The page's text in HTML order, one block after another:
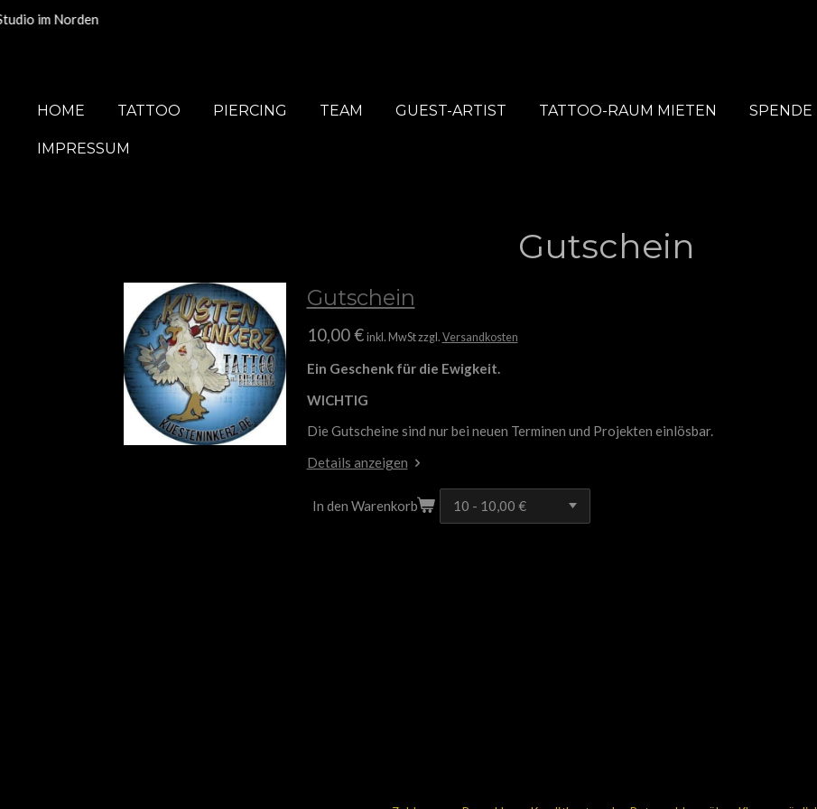
Zum
HOME TATTOO PIERCING TEAM GUEST-ARTIST TATTOO-RAUM MIETEN SPENDE
IMPRESSUM
Gutschein
Gutschein
10,00 € inkl. MwSt zzgl. Versandkosten
Ein Geschenk für die Ewigkeit.
WICHTIG
Die Gutscheine sind nur bei neuen Terminen und Projekten einlösbar.
Details anzeigen
In den Warenkorb